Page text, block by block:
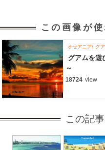
この画像が
オセアニア グ
グアムを遊
～
18724 view
この記